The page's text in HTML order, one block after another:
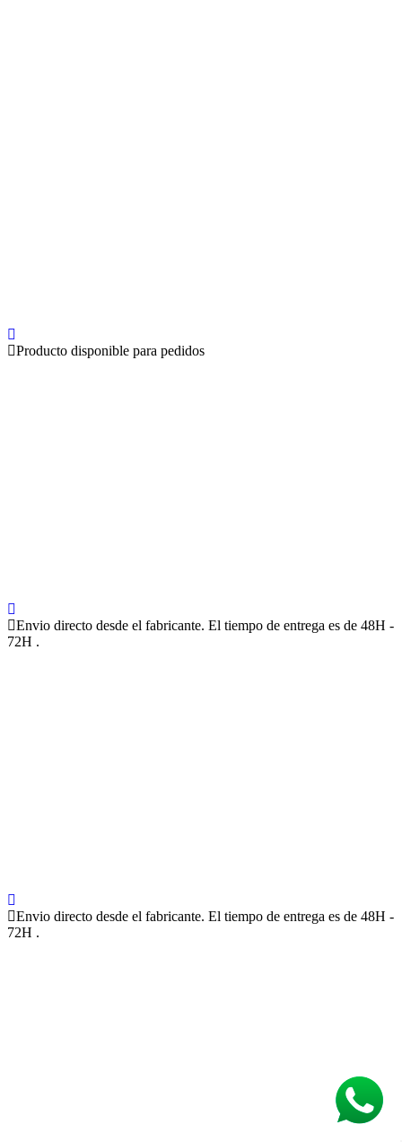
Producto disponible para pedidos
Envio directo desde el fabricante. El tiempo de entrega es de 48H -
72H .
Envio directo desde el fabricante. El tiempo de entrega es de 48H -
72H .